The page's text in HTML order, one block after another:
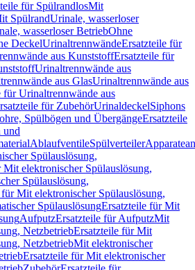
für SpülrandlosMit
SpülrandUrinale, wasserloser
wasserloser BetriebOhne
DeckelUrinaltrennwändeErsatzteile für
aus KunststoffErsatzteile für
Urinaltrennwände aus
aus GlasUrinaltrennwände aus
für Urinaltrennwände aus
für ZubehörUrinaldeckelSiphons
Spülbögen und ÜbergängeErsatzteile
und
AblaufventileSpülverteiler
Spülauslösung,
Mit elektronischer Spülauslösung,
Spülauslösung,
Mit elektronischer Spülauslösung,
SpülauslösungErsatzteile für Mit
AufputzErsatzteile für AufputzMit
NetzbetriebErsatzteile für Mit
NetzbetriebMit elektronischer
Ersatzteile für Mit elektronischer